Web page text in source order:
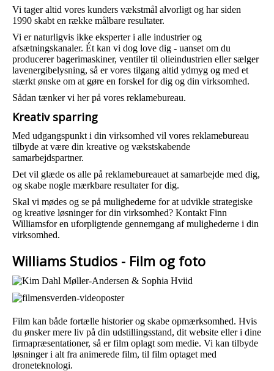
Vi tager altid vores kunders vækstmål alvorligt og har siden
1990 skabt en række målbare resultater.
Vi er naturligvis ikke eksperter i alle industrier og
afsætningskanaler. Ét kan vi dog love dig - uanset om du
producerer bagerimaskiner, ventiler til olieindustrien eller sælger
lavenergibelysning, så er vores tilgang altid ydmyg og med et
stærkt ønske om at gøre en forskel for dig og din virksomhed.
Sådan tænker vi her på vores reklamebureau.
Kreativ sparring
Med udgangspunkt i din virksomhed vil vores reklamebureau
tilbyde at være din kreative og vækstskabende
samarbejdspartner.
Det vil glæde os alle på reklamebureauet at samarbejde med dig,
og skabe nogle mærkbare resultater for dig.
Skal vi mødes og se på mulighederne for at udvikle strategiske
og kreative løsninger for din virksomhed? Kontakt Finn
Williamsfor en uforpligtende gennemgang af mulighederne i din
virksomhed.
Williams Studios - Film og foto
Film kan både fortælle historier og skabe opmærksomhed. Hvis
du ønsker mere liv på din udstillingsstand, dit website eller i dine
firmapræsentationer, så er film oplagt som medie. Vi kan tilbyde
løsninger i alt fra animerede film, til film optaget med
droneteknologi.